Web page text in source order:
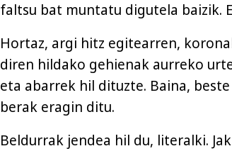
faltsu bat muntatu digutela baizik.
Hortaz, argi hitz egitearren,
diren hildako gehienak aurreko
eta abarrek hil dituzte. Baina,
berak eragin ditu.
Beldurrak jendea hil du, literalki.